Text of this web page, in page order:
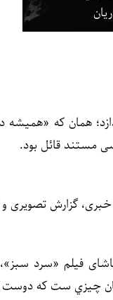
همان که
مستند قائل بود.
گزارش تصویری
فیلم «سرد
چيزي ست كه دوست